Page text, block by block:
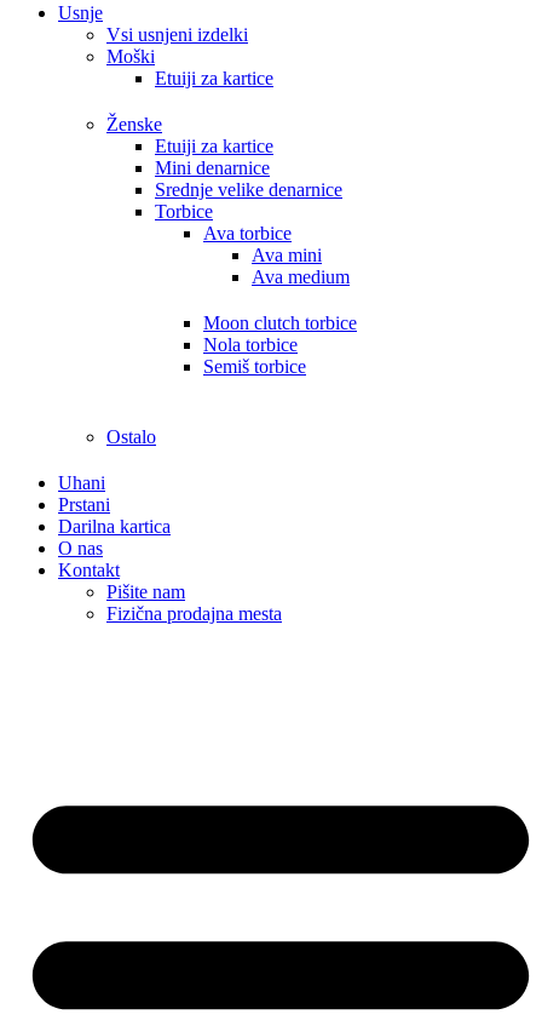
Usnje
Vsi usnjeni izdelki
Moški
Etuiji za kartice
Ženske
Etuiji za kartice
Mini denarnice
Srednje velike denarnice
Torbice
Ava torbice
Ava mini
Ava medium
Moon clutch torbice
Nola torbice
Semiš torbice
Ostalo
Uhani
Prstani
Darilna kartica
O nas
Kontakt
Pišite nam
Fizična prodajna mesta